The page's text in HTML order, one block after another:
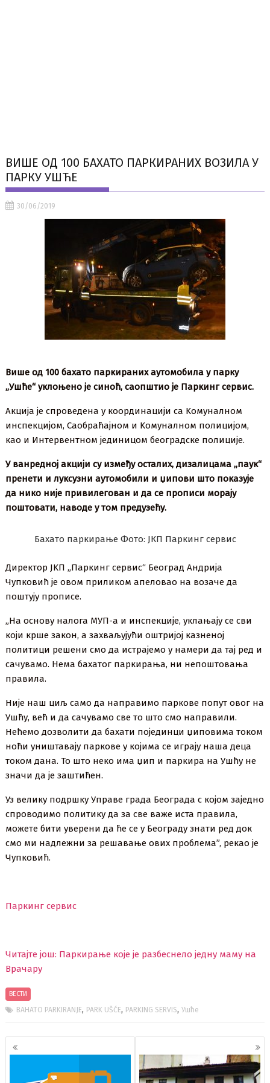
ВИШЕ ОД 100 БАХАТО ПАРКИРАНИХ ВОЗИЛА У
ПАРКУ УШЋЕ
30/06/2019
Више од 100 бахато паркираних аутомобила у парку
„Ушће“ уклоњено је синоћ, саопштио је Паркинг сервис.
Акција је спроведена у координацији са Kомуналном
инспекцијом, Саобраћајном и Kомуналном полицијом,
као и Интервентном јединицом београдске полиције.
У ванредној акцији су између осталих, дизалицама „паук“
пренети и луксузни аутомобили и џипови што показује
да нико није привилегован и да се прописи морају
поштовати, наводе у том предузећу.
Бахато паркирање Фото: ЈКП Паркинг сервис
Директор ЈKП „Паркинг сервис“ Београд Андрија
Чупковић је овом приликом апеловао на возаче да
поштују прописе.
„На основу налога МУП-а и инспекције, уклањају се сви
који крше закон, а захваљујући оштријој казненој
политици решени смо да истрајемо у намери да тај ред и
сачувамо. Нема бахатог паркирања, ни непоштовања
правила.
Није наш циљ само да направимо паркове попут овог на
Ушћу, већ и да сачувамо све то што смо направили.
Нећемо дозволити да бахати појединци џиповима током
ноћи уништавају паркове у којима се играју наша деца
током дана. То што неко има џип и паркира на Ушћу не
значи да је заштићен.
Уз велику подршку Управе града Београда с којом заједно
спроводимо политику да за све важе иста правила,
можете бити уверени да ће се у Београду знати ред док
смо ми надлежни за решавање ових проблема”, рекао је
Чупковић.
Паркинг сервис
Читајте још: Паркирање које је разбеснело једну маму на
Врачару
ВЕСТИ
BAHATO PARKIRANJE, PARK UŠĆE, PARKING SERVIS,Ушће
Кретање
чланака